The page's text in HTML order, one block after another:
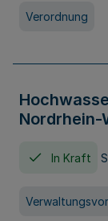
Verordnung
Nordrhein-
In Kraft